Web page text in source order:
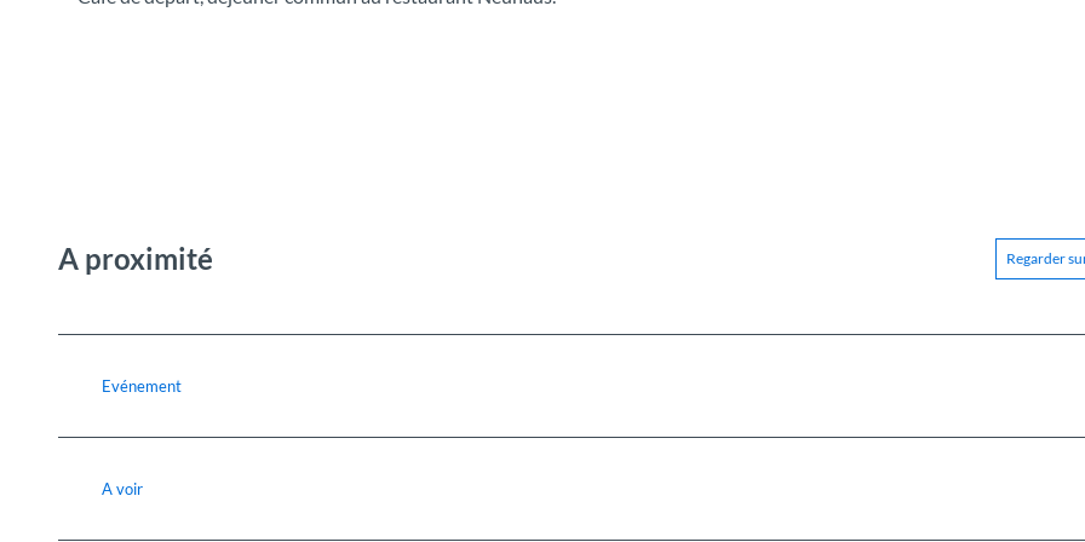
A proximité Regarder
Evénement
A voir